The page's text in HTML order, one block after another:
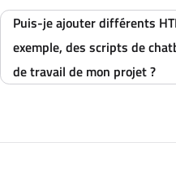
Puis-je ajouter différents
exemple, des scripts de
de travail de mon projet ?